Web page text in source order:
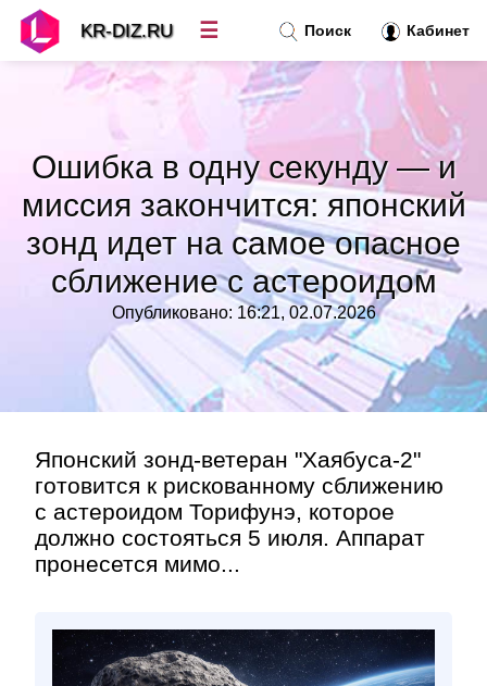
Ошибка в одну секунду — и
миссия закончится: японский
зонд идет на самое опасное
сближение с астероидом
Опубликовано: 16:21, 02.07.2026
Японский зонд-ветеран "Хаябуса-2"
готовится к рискованному сближению
с астероидом Торифунэ, которое
должно состояться 5 июля. Аппарат
пронесется мимо...
Поиск Кабинет
KR-DIZ.RU ☰
Топ новостей»
Рубрики »
»
Контакт